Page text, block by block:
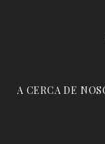
A CERCA DE